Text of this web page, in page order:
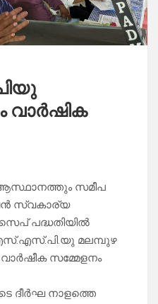
വാർഷിക
ആസ്ഥാനത്തും സമീപ
സ്വകാര്യ
പദ്ധതിയിൽ
മലമ്പുഴ
സമ്മേളനം
ദീർഘ നാളത്തെ